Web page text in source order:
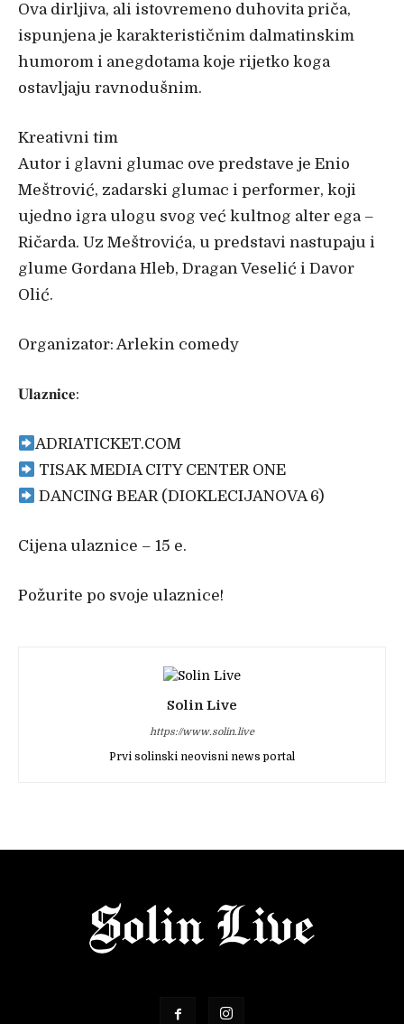
Ova dirljiva, ali istovremeno duhovita priča,
ispunjena je karakterističnim dalmatinskim
humorom i anegdotama koje rijetko koga
ostavljaju ravnodušnim.
Kreativni tim
Autor i glavni glumac ove predstave je Enio
Meštrović, zadarski glumac i performer, koji
ujedno igra ulogu svog već kultnog alter ega –
Ričarda. Uz Meštrovića, u predstavi nastupaju i
glume Gordana Hleb, Dragan Veselić i Davor
Olić.
Organizator: Arlekin comedy
𝐔𝐥𝐚𝐳𝐧𝐢𝐜𝐞:
ADRIATICKET.COM
TISAK MEDIA CITY CENTER ONE
DANCING BEAR (DIOKLECIJANOVA 6)
Cijena ulaznice – 15 e.
Požurite po svoje ulaznice!
Solin Live
https://www.solin.live
Prvi solinski neovisni news portal